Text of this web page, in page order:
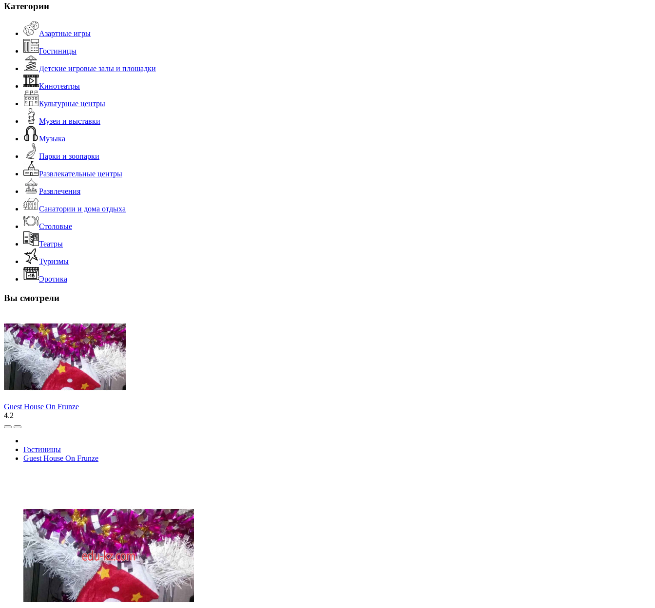
Категории
Азартные игры
Гостиницы
Детские игровые залы и площадки
Кинотеатры
Культурные центры
Музеи и выставки
Музыка
Парки и зоопарки
Развлекательные центры
Развлечения
Санатории и дома отдыха
Столовые
Театры
Туризмы
Эротика
Вы смотрели
Guest House On Frunze
4.2
Гостиницы
Guest House On Frunze